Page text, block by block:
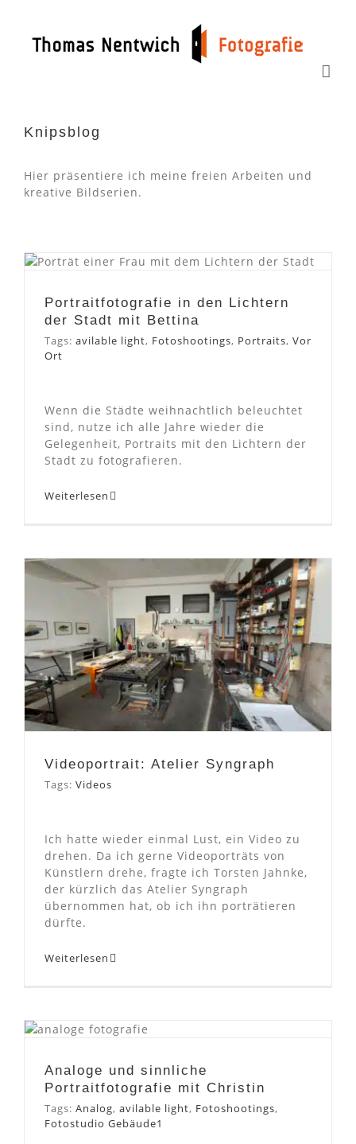
springen
Knipsblog
Hier präsentiere ich meine freien Arbeiten und
kreative Bildserien.
Lichtern der Stadt mit
Portraitfotografie in den Lichtern
der Stadt mit Bettina
Tags: avilable light, Fotoshootings, Portraits, Vor
Ort
Wenn die Städte weihnachtlich beleuchtet
sind, nutze ich alle Jahre wieder die
Gelegenheit, Portraits mit den Lichtern der
Stadt zu fotografieren.
Weiterlesen
Videoportrait: Atelier
Syngraph
Videoportrait: Atelier Syngraph
Tags: Videos
Ich hatte wieder einmal Lust, ein Video zu
drehen. Da ich gerne Videoporträts von
Künstlern drehe, fragte ich Torsten Jahnke,
der kürzlich das Atelier Syngraph
übernommen hat, ob ich ihn porträtieren
dürfte.
Weiterlesen
Portraitfotografie mit
Analoge und sinnliche
Portraitfotografie mit Christin
Tags: Analog, avilable light, Fotoshootings,
Fotostudio Gebäude1